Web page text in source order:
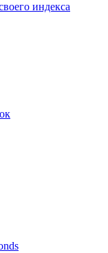
индекса